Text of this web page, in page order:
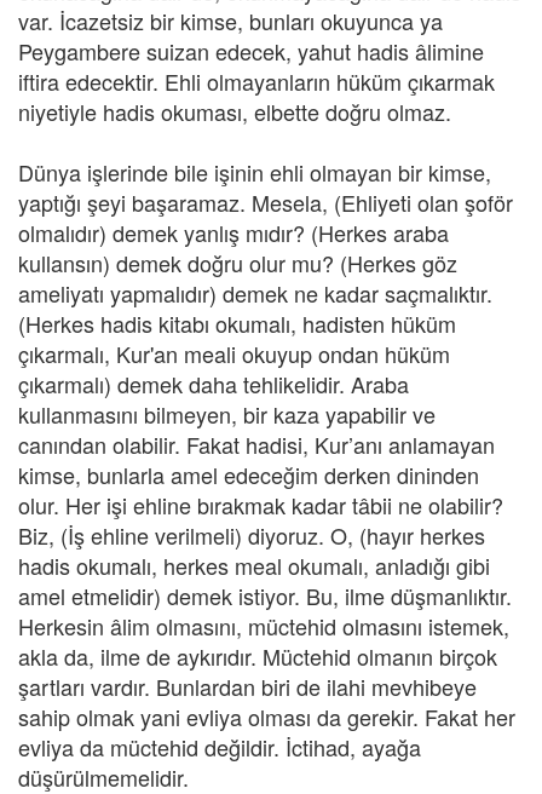
var. İcazetsiz bir kimse, bunları okuyunca ya
Peygambere suizan edecek, yahut hadis âlimine
iftira edecektir. Ehli olmayanların hüküm çıkarmak
niyetiyle hadis okuması, elbette doğru olmaz.
Dünya işlerinde bile işinin ehli olmayan bir kimse,
yaptığı şeyi başaramaz. Mesela, (Ehliyeti olan şoför
olmalıdır) demek yanlış mıdır? (Herkes araba
kullansın) demek doğru olur mu? (Herkes göz
ameliyatı yapmalıdır) demek ne kadar saçmalıktır.
(Herkes hadis kitabı okumalı, hadisten hüküm
çıkarmalı, Kur'an meali okuyup ondan hüküm
çıkarmalı) demek daha tehlikelidir. Araba
kullanmasını bilmeyen, bir kaza yapabilir ve
canından olabilir. Fakat hadisi, Kur’anı anlamayan
kimse, bunlarla amel edeceğim derken dininden
olur. Her işi ehline bırakmak kadar tâbii ne olabilir?
Biz, (İş ehline verilmeli) diyoruz. O, (hayır herkes
hadis okumalı, herkes meal okumalı, anladığı gibi
amel etmelidir) demek istiyor. Bu, ilme düşmanlıktır.
Herkesin âlim olmasını, müctehid olmasını istemek,
akla da, ilme de aykırıdır. Müctehid olmanın birçok
şartları vardır. Bunlardan biri de ilahi mevhibeye
sahip olmak yani evliya olması da gerekir. Fakat her
evliya da müctehid değildir. İctihad, ayağa
düşürülmemelidir.